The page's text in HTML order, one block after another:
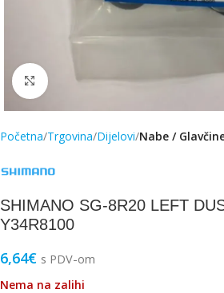
Click to enlarge
Početna Trgovina Dijelovi Nabe /
SHIMANO SG-8R20 LEFT
Y34R8100
6,64€ s PDV-om
Nema na zalihi